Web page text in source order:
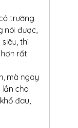
trường
nói được,
thì
rất
mà ngay
lần cho
đau,